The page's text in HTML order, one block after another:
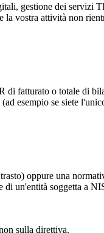
gestione dei servizi
vostra attività non
fatturato o totale di
esempio se siete
oppure una
un'entità soggetta a
sulla direttiva.